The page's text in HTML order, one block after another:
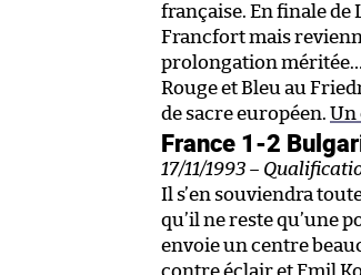
française. En finale de
Francfort mais
prolongation méritée…
Rouge et Bleu au
de sacre européen.
France 1-2
17/11/1993 –
Il s’en souviendra
qu’il ne reste qu’une
envoie un centre
contre éclair et Emil